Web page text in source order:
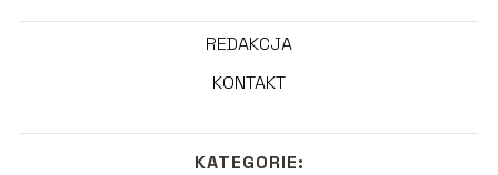
REDAKCJA
KONTAKT
KATEGORIE: